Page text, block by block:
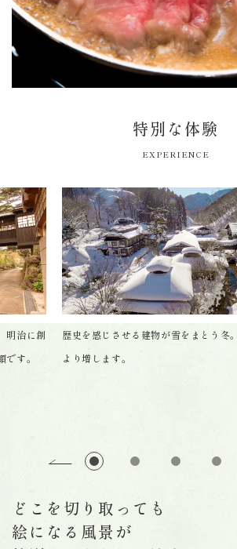
特別な体験
EXPERIENCE
明治に創
す。
歴史を感じさせる建物が雪をまとう冬
より増します。
どこを切り取っても
絵になる風景が